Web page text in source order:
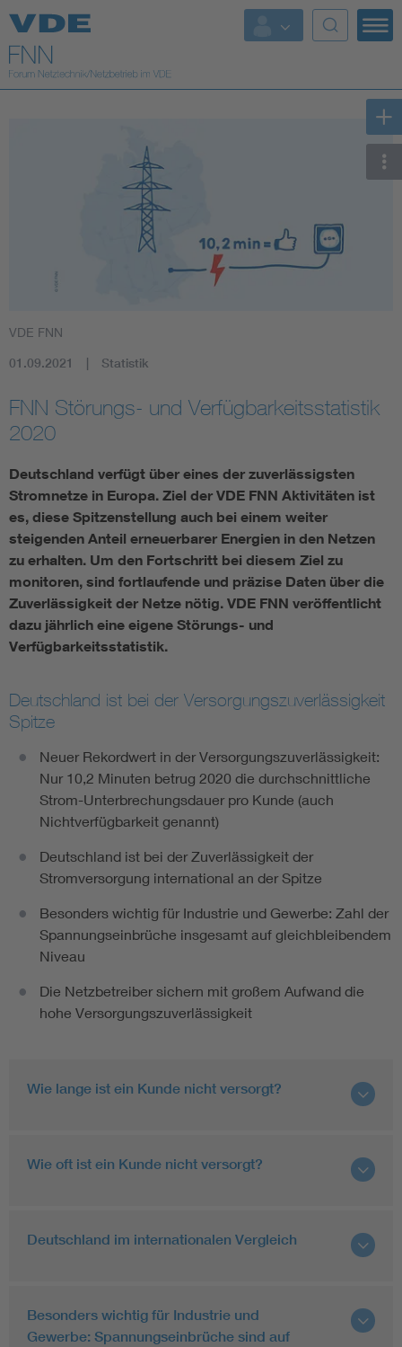
Top Themen
Fokusthemen
AI & Digital Trust
Vom Netz zum System
Digitalisierung und Metering
Versorgungsqualität Stromnetze
Innovative Netztechnologien
Umwelt- und Naturschutz
VDE FNN
01.09.2021 Statistik
FNN Störungs- und Verfügbarkeitsstatistik
2020
Deutschland verfügt über eines der zuverlässigsten
Stromnetze in Europa. Ziel der VDE FNN Aktivitäten ist
es, diese Spitzenstellung auch bei einem weiter
steigenden Anteil erneuerbarer Energien in den Netzen
zu erhalten. Um den Fortschritt bei diesem Ziel zu
monitoren, sind fortlaufende und präzise Daten über die
Zuverlässigkeit der Netze nötig. VDE FNN veröffentlicht
dazu jährlich eine eigene Störungs- und
Verfügbarkeitsstatistik.
Deutschland ist bei der Versorgungszuverlässigkeit
Spitze
Neuer Rekordwert in der Versorgungszuverlässigkeit:
Nur 10,2 Minuten betrug 2020 die durchschnittliche
Strom-Unterbrechungsdauer pro Kunde (auch
Nichtverfügbarkeit genannt)
Deutschland ist bei der Zuverlässigkeit der
Stromversorgung international an der Spitze
Besonders wichtig für Industrie und Gewerbe: Zahl der
Spannungseinbrüche insgesamt auf gleichbleibendem
Niveau
Die Netzbetreiber sichern mit großem Aufwand die
hohe Versorgungszuverlässigkeit
Wie lange ist ein Kunde nicht versorgt?
Wie oft ist ein Kunde nicht versorgt?
Deutschland im internationalen Vergleich
Besonders wichtig für Industrie und
Gewerbe: Spannungseinbrüche sind auf